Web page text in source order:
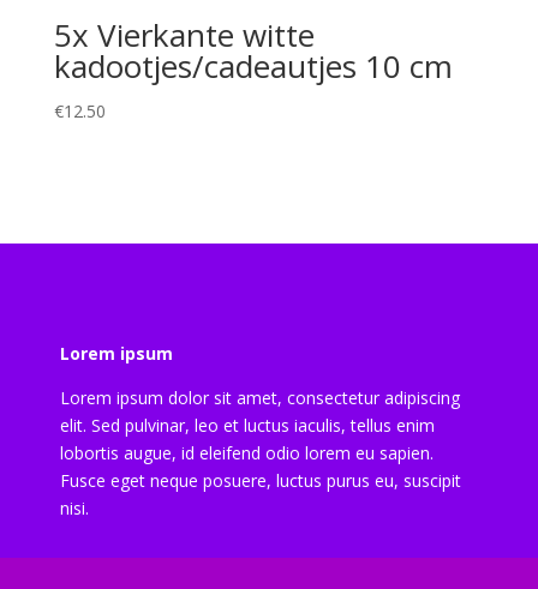
5x Vierkante witte
kadootjes/cadeautjes 10 cm
€12.50
Lorem ipsum
Lorem ipsum dolor sit amet, consectetur adipiscing
elit. Sed pulvinar, leo et luctus iaculis, tellus enim
lobortis augue, id eleifend odio lorem eu sapien.
Fusce eget neque posuere, luctus purus eu, suscipit
nisi.